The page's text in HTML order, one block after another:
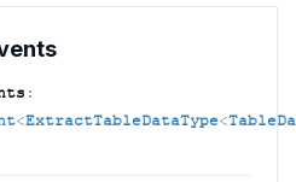
:
<ExtractTableDataType<